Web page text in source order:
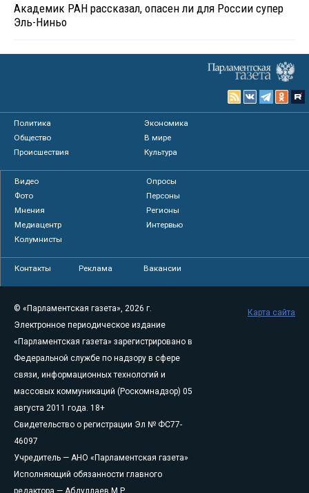
Академик РАН рассказал, опасен ли для России супер
Эль-Ниньо
Политика
Экономика
Общество
В мире
Происшествия
Культура
Видео
Опросы
Фото
Персоны
Мнения
Регионы
Медиацентр
Интервью
Колумнисты
Контакты Реклама Вакансии
© «Парламентская газета», 2026 г.
Электронное периодическое издание
«Парламентская газета» зарегистрировано в
Федеральной службе по надзору в сфере
связи, информационных технологий и
массовых коммуникаций (Роскомнадзор) 05
августа 2011 года. 18+
Свидетельство о регистрации Эл № ФС77-
46097
Учредитель — АНО «Парламентская газета»
Исполняющий обязанности главного
редактора — Абдуллаев М.Р.
Карта сайта